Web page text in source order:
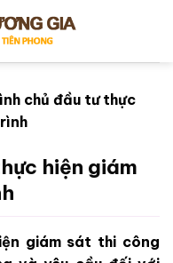
chủ đầu tư thực
hiện giám
giám sát thi công